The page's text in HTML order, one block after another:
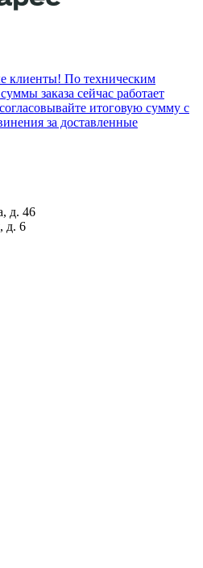
клиенты! По техническим
заказа сейчас работает
итоговую сумму с
за доставленные
д. 46
д. 6